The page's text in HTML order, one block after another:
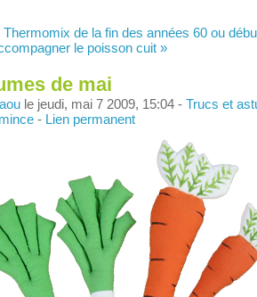
Thermomix de la fin des années 60 ou
le poisson cuit »
de mai
le jeudi, mai 7 2009, 15:04 - Trucs et
- Lien permanent